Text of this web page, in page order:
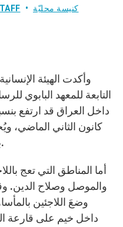
كنيسة محليّة
وأكدت الهيئة
التابعة للمعهد البابوي
داخل العراق قد ارتفع
كانون الثاني الماضي،
بين ثمانين ألف ومائة ألف لاجئ.
والموصل وصلاح الدين.
وضعَ اللاجئين
داخل خيم على قارعة